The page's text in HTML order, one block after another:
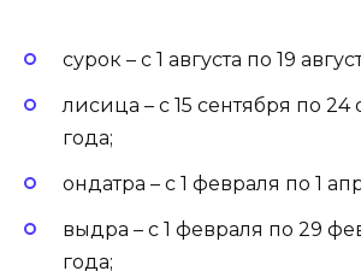
сурок – с 1 августа по 19
лисица – с 15 сентября по 24
года;
ондатра – с 1 февраля по 1
выдра – с 1 февраля по 29
года;